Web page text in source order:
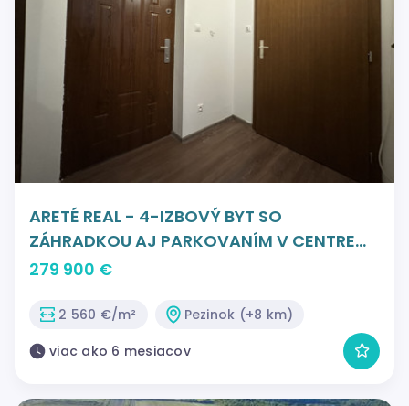
ARETÉ REAL - 4-IZBOVÝ BYT SO
ZÁHRADKOU AJ PARKOVANÍM V CENTRE
MESTA, PEZINOK, HOLUBYHO
279 900 €
2 560 €/m²
Pezinok (+8 km)
viac ako 6 mesiacov